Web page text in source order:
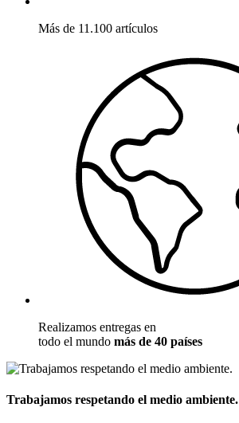
Más de 11.100 artículos
Realizamos entregas en
todo el mundo más de 40 países
Trabajamos respetando el medio ambiente.